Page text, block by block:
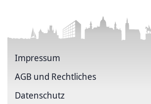
Impressum
AGB und Rechtliches
Datenschutz